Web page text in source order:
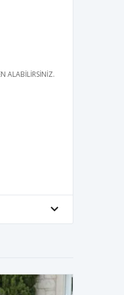
ALABİLİRSİNİZ.